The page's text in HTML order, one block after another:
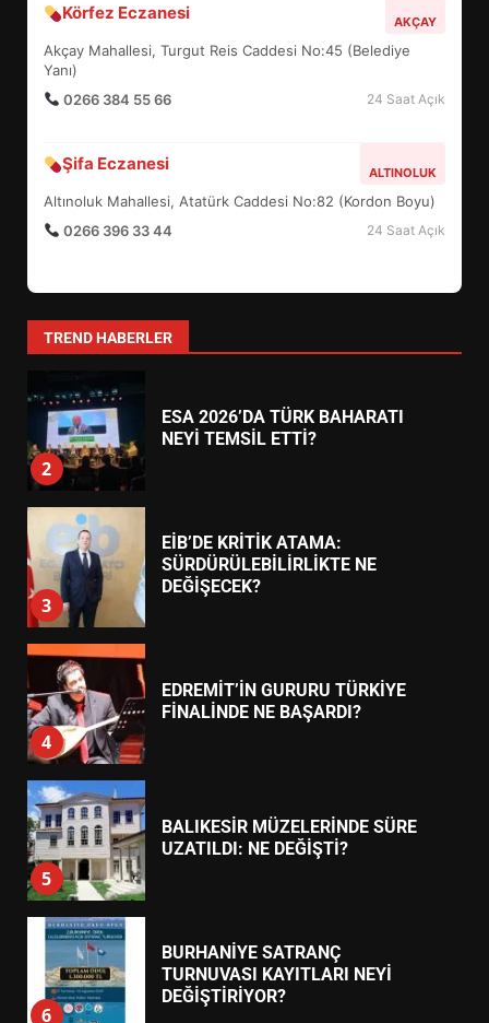
Körfez Eczanesi AKÇAY
Akçay Mahallesi, Turgut Reis Caddesi No:45 (Belediye
Yanı)
0266 384 55 66
24 Saat Açık
Şifa Eczanesi ALTINOLUK
Altınoluk Mahallesi, Atatürk Caddesi No:82 (Kordon Boyu)
0266 396 33 44
24 Saat Açık
TREND HABERLER
7
YENİ YÖNETİM NASIL
1
HAREKETE GEÇİYOR: GÖZLER
BULUŞMADA
2
3
EİB’DE KRİTİK ATAMA:
SÜRDÜRÜLEBİLİRLİKTE NE
DEĞİŞECEK?
4
EDREMİT’İN GURURU TÜRKİYE
FİNALİNDE NE BAŞARDI?
5
BALIKESİR MÜZELERİNDE SÜRE
UZATILDI: NE DEĞİŞTİ?
6
BURHANİYE SATRANÇ
TURNUVASI KAYITLARI NEYİ
DEĞİŞTİRİYOR?
7
BURHANİYE BELEDİYESPOR’DA
YENİ YÖNETİM NASIL
ŞEKİLLENDİ?